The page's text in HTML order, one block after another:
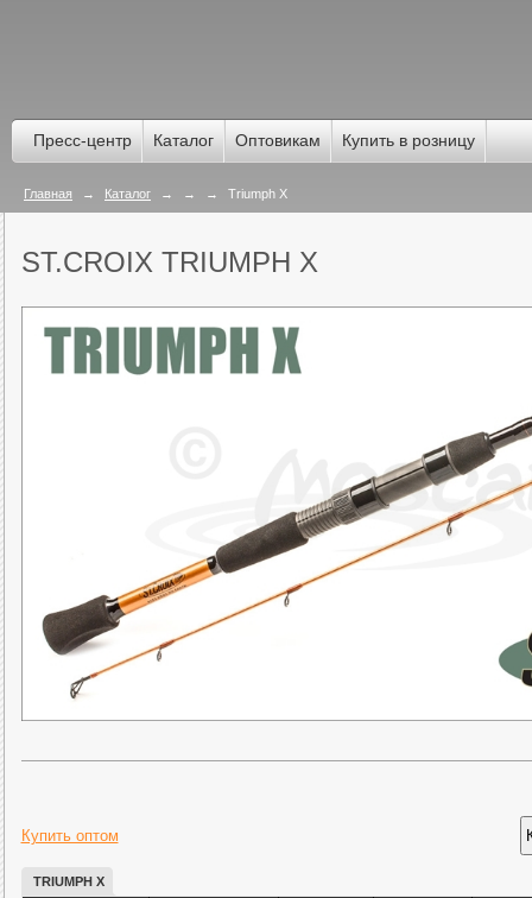
Пресс-центр Каталог Оптовикам Купить в розницу
Главная → Каталог → → → Triumph X
ST.CROIX TRIUMPH X
Купить оптом
TRIUMPH X